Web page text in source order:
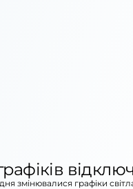
змінювалися графіки